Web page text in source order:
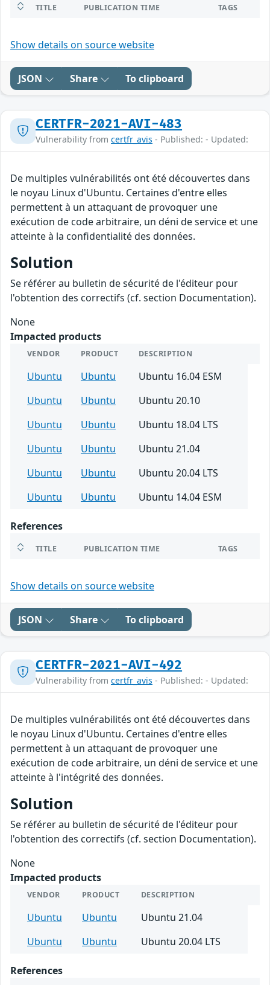
TITLE PUBLICATION TIME TAGS
Show details on source website
JSON Share To clipboard
CERTFR-2021-AVI-483
Vulnerability from certfr_avis - Published: - Updated:
De multiples vulnérabilités ont été découvertes dans
le noyau Linux d'Ubuntu. Certaines d'entre elles
permettent à un attaquant de provoquer une
exécution de code arbitraire, un déni de service et une
atteinte à la confidentialité des données.
Solution
Se référer au bulletin de sécurité de l'éditeur pour
l'obtention des correctifs (cf. section Documentation).
None
Impacted products
VENDOR PRODUCT DESCRIPTION
Ubuntu Ubuntu
Ubuntu 16.04 ESM
Ubuntu
Ubuntu
Ubuntu 20.10
Ubuntu
Ubuntu
Ubuntu 18.04 LTS
Ubuntu
Ubuntu
Ubuntu 21.04
Ubuntu
Ubuntu
Ubuntu 20.04 LTS
Ubuntu
Ubuntu Ubuntu 14.04 ESM
References
TITLE PUBLICATION TIME TAGS
Show details on source website
JSON Share To clipboard
CERTFR-2021-AVI-492
Vulnerability from certfr_avis - Published: - Updated:
De multiples vulnérabilités ont été découvertes dans
le noyau Linux d'Ubuntu. Certaines d'entre elles
permettent à un attaquant de provoquer une
exécution de code arbitraire, un déni de service et une
atteinte à l'intégrité des données.
Solution
Se référer au bulletin de sécurité de l'éditeur pour
l'obtention des correctifs (cf. section Documentation).
None
Impacted products
VENDOR PRODUCT DESCRIPTION
Ubuntu Ubuntu
Ubuntu 21.04
Ubuntu
Ubuntu Ubuntu 20.04 LTS
References